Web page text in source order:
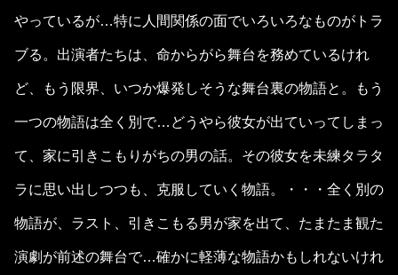
やっているが…特に人間関係の面でいろいろなものがトラ
ブる。出演者たちは、命からがら舞台を務めているけれ
ど、もう限界、いつか爆発しそうな舞台裏の物語と。もう
一つの物語は全く別で…どうやら彼女が出ていってしまっ
て、家に引きこもりがちの男の話。その彼女を未練タラタ
ラに思い出しつつも、克服していく物語。・・・全く別の
物語が、ラスト、引きこもる男が家を出て、たまたま観た
演劇が前述の舞台で…確かに軽薄な物語かもしれないけれ